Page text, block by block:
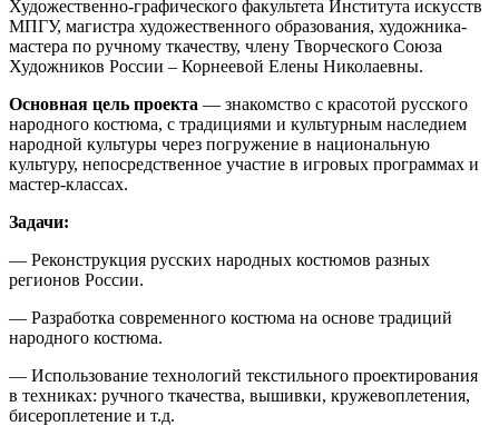
Художественно-графического факультета Института искусств
МПГУ, магистра художественного образования, художника-
мастера по ручному ткачеству, члену Творческого Союза
Художников России – Корнеевой Елены Николаевны.
Основная цель проекта — знакомство с красотой русского
народного костюма, с традициями и культурным наследием
народной культуры через погружение в национальную
культуру, непосредственное участие в игровых программах и
мастер-классах.
Задачи:
— Реконструкция русских народных костюмов разных
регионов России.
— Разработка современного костюма на основе традиций
народного костюма.
— Использование технологий текстильного проектирования
в техниках: ручного ткачества, вышивки, кружевоплетения,
бисероплетение и т.д.